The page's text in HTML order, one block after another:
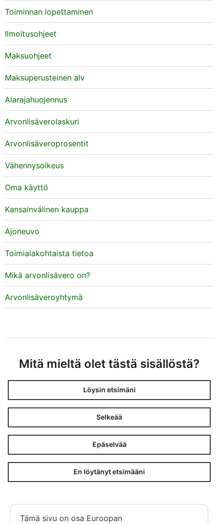
Toiminnan lopettaminen
Ilmoitusohjeet
Maksuohjeet
Maksuperusteinen alv
Alarajahuojennus
Arvonlisäverolaskuri
Arvonlisäveroprosentit
Vähennysoikeus
Oma käyttö
Kansainvälinen kauppa
Ajoneuvo
Toimialakohtaista tietoa
Mikä arvonlisävero on?
Arvonlisäveroyhtymä
Mitä mieltä olet tästä sisällöstä?
Löysin etsimäni
Selkeää
Epäselvää
En löytänyt etsimääni
Tämä sivu on osa Euroopan